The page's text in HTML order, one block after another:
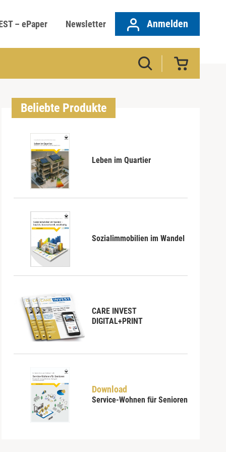
– ePaper Newsletter Anmelden
Beliebte Produkte
Leben im Quartier
Sozialimmobilien im Wandel
CARE INVEST
DIGITAL+PRINT
Download
Service-Wohnen für Senioren